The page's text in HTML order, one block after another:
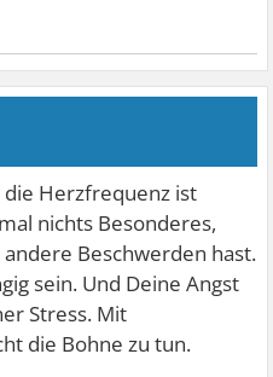
Herzfrequenz ist
nichts Besonderes,
Beschwerden hast.
sein. Und Deine Angst
Stress. Mit
die Bohne zu tun.